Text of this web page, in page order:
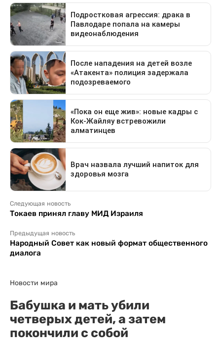
Следующая новость
Токаев принял главу МИД Израиля
Предыдущая новость
Народный Совет как новый формат общественного
диалога
Новости мира
Бабушка и мать убили
четверых детей, а затем
покончили с собой